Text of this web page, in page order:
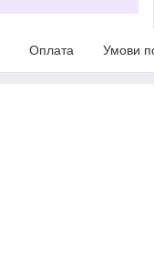
Оплата Умови